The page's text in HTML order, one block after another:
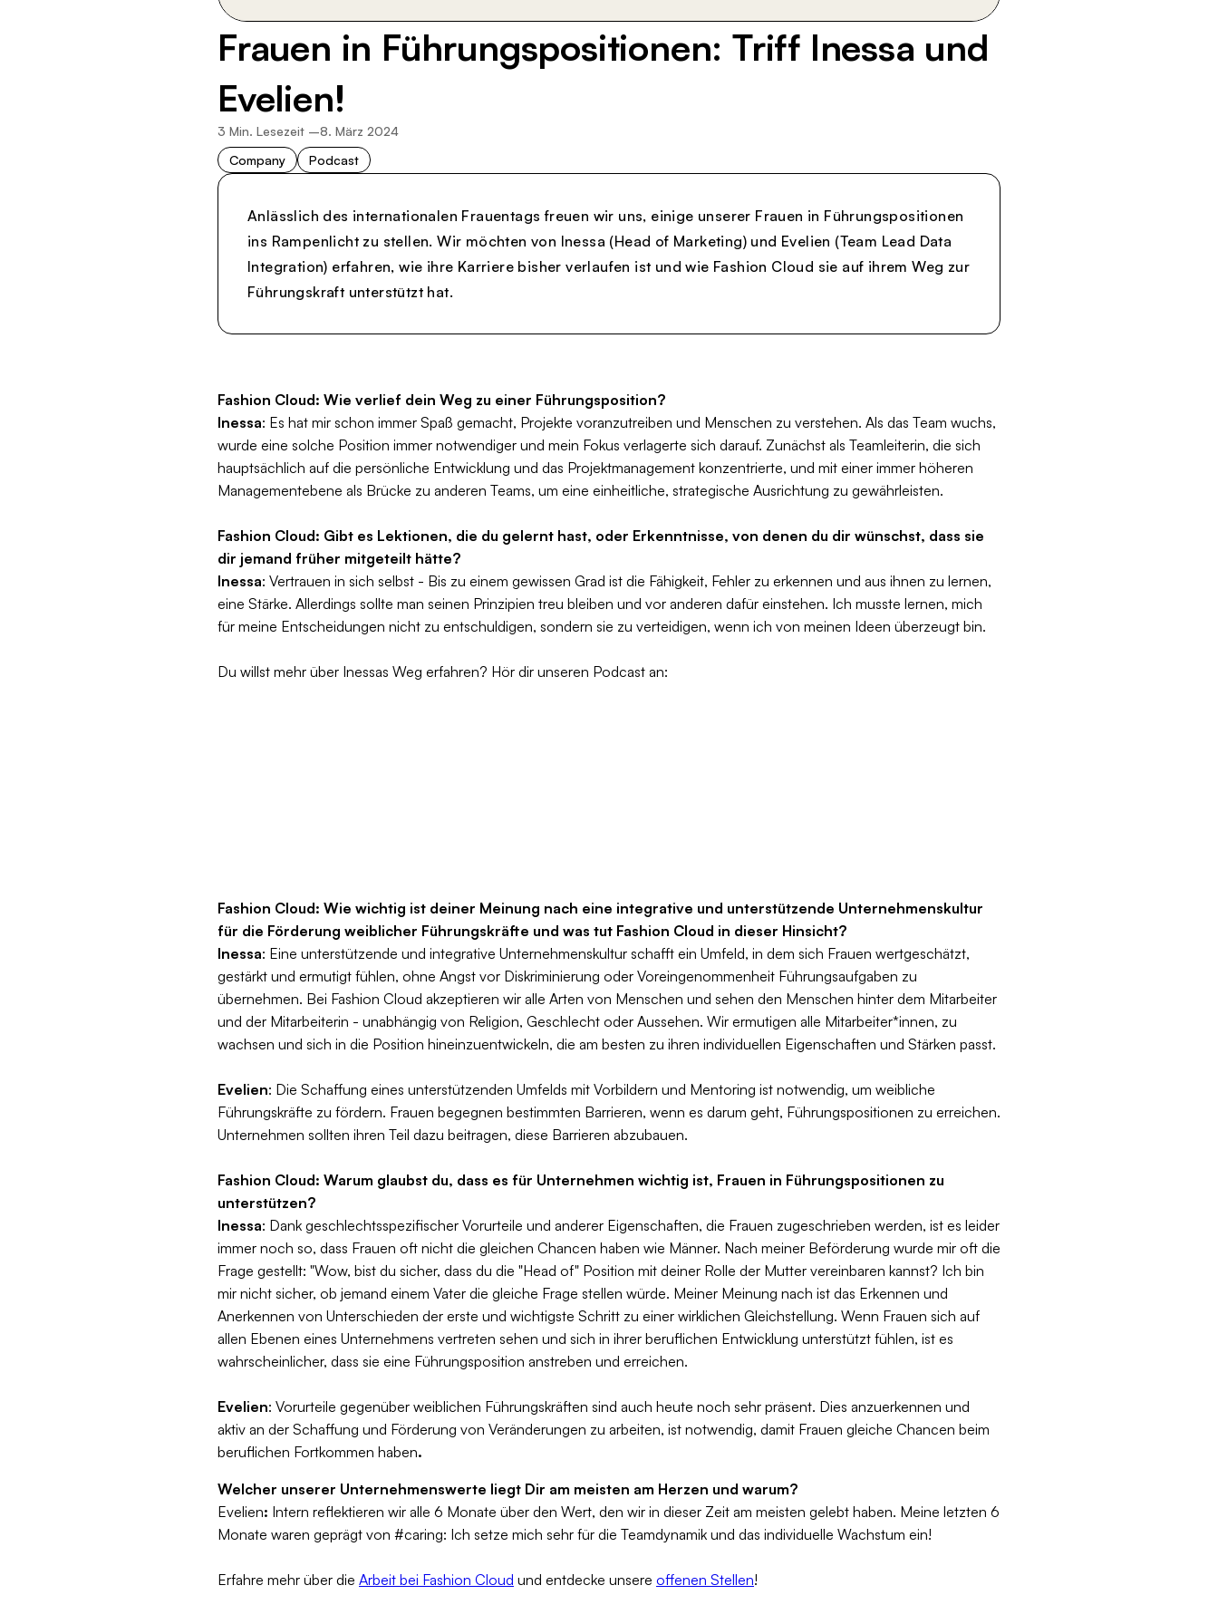
Frauen in Führungspositionen: Triff Inessa und
Evelien!
3 Min. Lesezeit –8. März 2024
Company
Podcast
Anlässlich des internationalen Frauentags freuen wir uns, einige unserer Frauen in Führungspositionen
ins Rampenlicht zu stellen. Wir möchten von Inessa (Head of Marketing) und Evelien (Team Lead Data
Integration) erfahren, wie ihre Karriere bisher verlaufen ist und wie Fashion Cloud sie auf ihrem Weg zur
Führungskraft unterstützt hat.
Fashion Cloud: Wie verlief dein Weg zu einer Führungsposition?
Inessa: Es hat mir schon immer Spaß gemacht, Projekte voranzutreiben und Menschen zu verstehen. Als das Team wuchs,
wurde eine solche Position immer notwendiger und mein Fokus verlagerte sich darauf. Zunächst als Teamleiterin, die sich
hauptsächlich auf die persönliche Entwicklung und das Projektmanagement konzentrierte, und mit einer immer höheren
Managementebene als Brücke zu anderen Teams, um eine einheitliche, strategische Ausrichtung zu gewährleisten.
Fashion Cloud: Gibt es Lektionen, die du gelernt hast, oder Erkenntnisse, von denen du dir wünschst, dass sie
dir jemand früher mitgeteilt hätte?
Inessa: Vertrauen in sich selbst - Bis zu einem gewissen Grad ist die Fähigkeit, Fehler zu erkennen und aus ihnen zu lernen,
eine Stärke. Allerdings sollte man seinen Prinzipien treu bleiben und vor anderen dafür einstehen. Ich musste lernen, mich
für meine Entscheidungen nicht zu entschuldigen, sondern sie zu verteidigen, wenn ich von meinen Ideen überzeugt bin.
Du willst mehr über Inessas Weg erfahren? Hör dir unseren Podcast an:
Fashion Cloud: Wie wichtig ist deiner Meinung nach eine integrative und unterstützende Unternehmenskultur
für die Förderung weiblicher Führungskräfte und was tut Fashion Cloud in dieser Hinsicht?
Inessa: Eine unterstützende und integrative Unternehmenskultur schafft ein Umfeld, in dem sich Frauen wertgeschätzt,
gestärkt und ermutigt fühlen, ohne Angst vor Diskriminierung oder Voreingenommenheit Führungsaufgaben zu
übernehmen. Bei Fashion Cloud akzeptieren wir alle Arten von Menschen und sehen den Menschen hinter dem Mitarbeiter
und der Mitarbeiterin - unabhängig von Religion, Geschlecht oder Aussehen. Wir ermutigen alle Mitarbeiter*innen, zu
wachsen und sich in die Position hineinzuentwickeln, die am besten zu ihren individuellen Eigenschaften und Stärken passt.
Evelien: Die Schaffung eines unterstützenden Umfelds mit Vorbildern und Mentoring ist notwendig, um weibliche
Führungskräfte zu fördern. Frauen begegnen bestimmten Barrieren, wenn es darum geht, Führungspositionen zu erreichen.
Unternehmen sollten ihren Teil dazu beitragen, diese Barrieren abzubauen.
Fashion Cloud: Warum glaubst du, dass es für Unternehmen wichtig ist, Frauen in Führungspositionen zu
unterstützen?
Inessa: Dank geschlechtsspezifischer Vorurteile und anderer Eigenschaften, die Frauen zugeschrieben werden, ist es leider
immer noch so, dass Frauen oft nicht die gleichen Chancen haben wie Männer. Nach meiner Beförderung wurde mir oft die
Frage gestellt: "Wow, bist du sicher, dass du die "Head of" Position mit deiner Rolle der Mutter vereinbaren kannst? Ich bin
mir nicht sicher, ob jemand einem Vater die gleiche Frage stellen würde. Meiner Meinung nach ist das Erkennen und
Anerkennen von Unterschieden der erste und wichtigste Schritt zu einer wirklichen Gleichstellung. Wenn Frauen sich auf
allen Ebenen eines Unternehmens vertreten sehen und sich in ihrer beruflichen Entwicklung unterstützt fühlen, ist es
wahrscheinlicher, dass sie eine Führungsposition anstreben und erreichen.
Evelien: Vorurteile gegenüber weiblichen Führungskräften sind auch heute noch sehr präsent. Dies anzuerkennen und
aktiv an der Schaffung und Förderung von Veränderungen zu arbeiten, ist notwendig, damit Frauen gleiche Chancen beim
beruflichen Fortkommen haben.‍
Welcher unserer Unternehmenswerte liegt Dir am meisten am Herzen und warum?
Evelien: Intern reflektieren wir alle 6 Monate über den Wert, den wir in dieser Zeit am meisten gelebt haben. Meine letzten 6
Monate waren geprägt von #caring: Ich setze mich sehr für die Teamdynamik und das individuelle Wachstum ein!
Erfahre mehr über die Arbeit bei Fashion Cloud und entdecke unsere offenen Stellen!